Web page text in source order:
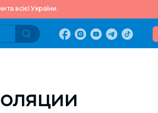
всієї України.